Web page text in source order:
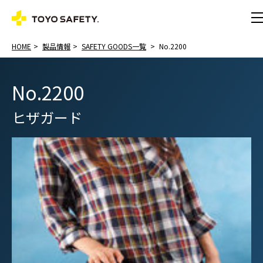
HOME 製品情報 SAFETY GOODS一覧 No.2200
No.2200
ヒザガード